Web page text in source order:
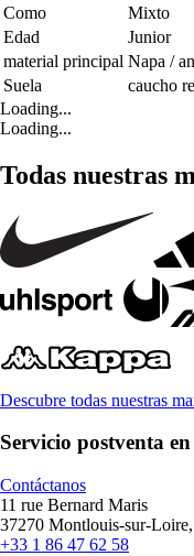
Como
Mixto
Edad
Junior
material principal Napa /
Suela
caucho
Loading...
Loading...
Todas nuestras
Descubre todas nuestras
Servicio postventa
Contáctanos
11 rue Bernard Maris
37270 Montlouis-sur-
+33 1 86 47 62 58